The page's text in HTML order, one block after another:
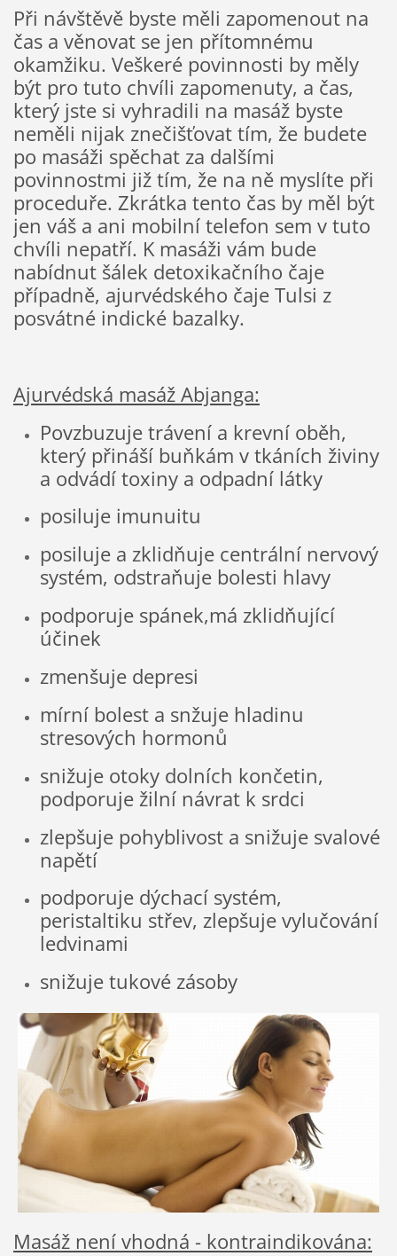
Při návštěvě byste měli zapomenout na
čas a věnovat se jen přítomnému
okamžiku. Veškeré povinnosti by měly
být pro tuto chvíli zapomenuty, a čas,
který jste si vyhradili na masáž byste
neměli nijak znečišťovat tím, že budete
po masáži spěchat za dalšími
povinnostmi již tím, že na ně myslíte při
proceduře. Zkrátka tento čas by měl být
jen váš a ani mobilní telefon sem v tuto
chvíli nepatří. K masáži vám bude
nabídnut šálek detoxikačního čaje
případně, ajurvédského čaje Tulsi z
posvátné indické bazalky.
Ajurvédská masáž Abjanga:
Povzbuzuje trávení a krevní oběh,
který přináší buňkám v tkáních živiny
a odvádí toxiny a odpadní látky
posiluje imunuitu
posiluje a zklidňuje centrální nervový
systém, odstraňuje bolesti hlavy
podporuje spánek,má zklidňující
účinek
zmenšuje depresi
mírní bolest a snžuje hladinu
stresových hormonů
snižuje otoky dolních končetin,
podporuje žilní návrat k srdci
zlepšuje pohyblivost a snižuje svalové
napětí
podporuje dýchací systém,
peristaltiku střev, zlepšuje vylučování
ledvinami
snižuje tukové zásoby
Masáž není vhodná - kontraindikována: